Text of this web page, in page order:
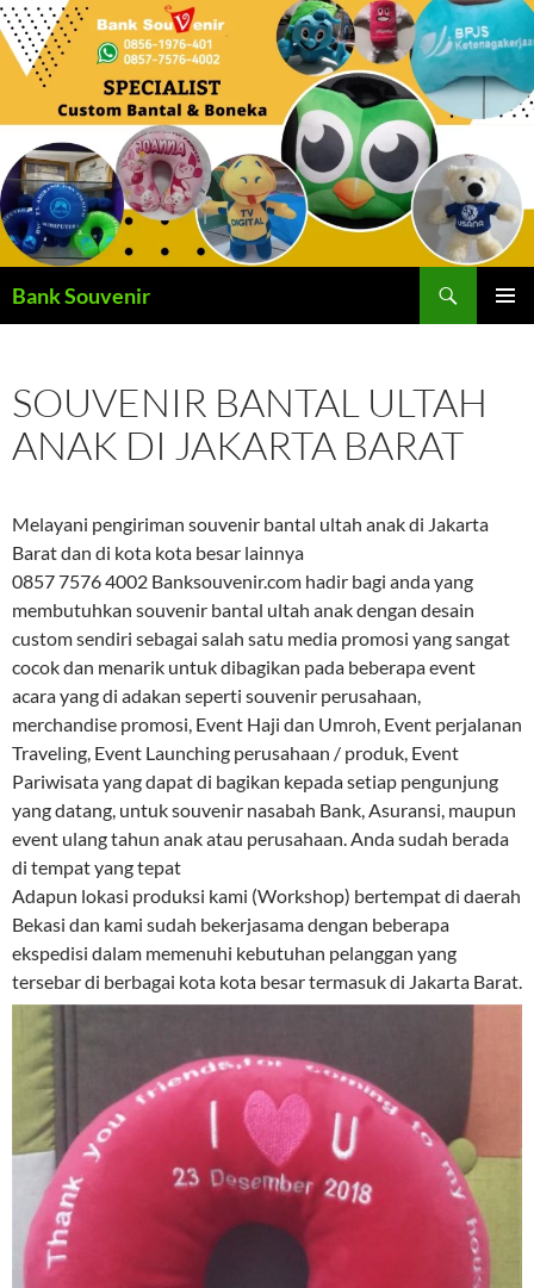
Langsung
ke
Bank Souvenir
SOUVENIR BANTAL ULTAH
ANAK DI JAKARTA BARAT
Melayani pengiriman souvenir bantal ultah anak di Jakarta
Barat dan di kota kota besar lainnya
0857 7576 4002 Banksouvenir.com hadir bagi anda yang
membutuhkan souvenir bantal ultah anak dengan desain
custom sendiri sebagai salah satu media promosi yang sangat
cocok dan menarik untuk dibagikan pada beberapa event
acara yang di adakan seperti souvenir perusahaan,
merchandise promosi, Event Haji dan Umroh, Event perjalanan
Traveling, Event Launching perusahaan / produk, Event
Pariwisata yang dapat di bagikan kepada setiap pengunjung
yang datang, untuk souvenir nasabah Bank, Asuransi, maupun
event ulang tahun anak atau perusahaan. Anda sudah berada
di tempat yang tepat
Adapun lokasi produksi kami (Workshop) bertempat di daerah
Bekasi dan kami sudah bekerjasama dengan beberapa
ekspedisi dalam memenuhi kebutuhan pelanggan yang
tersebar di berbagai kota kota besar termasuk di Jakarta Barat.